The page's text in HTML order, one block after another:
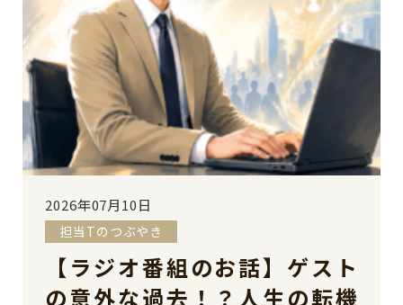
2026年07月10日
担当Tのつぶやき
【ラジオ番組のお話】ゲスト
の意外な過去！？人生の転機